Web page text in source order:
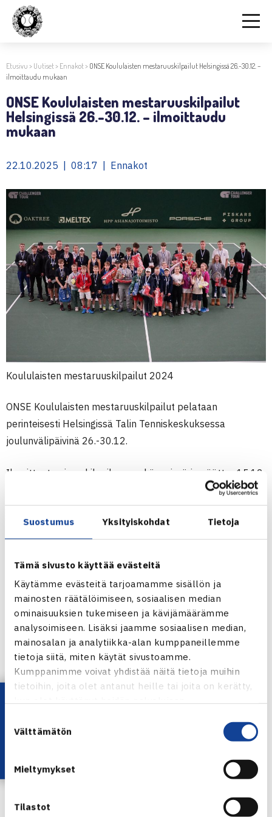
Suostumus Yksityiskohdat Tietoja
Tämä sivusto käyttää evästeitä
Käytämme evästeitä tarjoamamme sisällön ja
mainosten räätälöimiseen, sosiaalisen median
ominaisuuksien tukemiseen ja kävijämäärämme
analysoimiseen. Lisäksi jaamme sosiaalisen median,
mainosalan ja analytiikka-alan kumppaneillemme
tietoja siitä, miten käytät sivustoamme.
Kumppanimme voivat yhdistää näitä tietoja muihin
tietoihin, joita olet antanut heille tai joita on kerätty,
valinta
Välttämätön
Mieltymykset
Tilastot
Etusivu > Uutiset> Ennakot> ONSE Koululaisten mestaruuskilpailut Helsingissä 26.-30.12. –
ilmoittaudu mukaan
ONSE Koululaisten mestaruuskilpailut
Helsingissä 26.-30.12. – ilmoittaudu
mukaan
22.10.2025 | 08:17 | Ennakot
Koululaisten mestaruuskilpailut 2024
ONSE Koululaisten mestaruuskilpailut pelataan
perinteisesti Helsingissä Talin Tenniskeskuksessa
joulunvälipäivinä 26.-30.12.
Ilmoittautuminen kilpailuun on käynnissä ja päättyy 15.12.
Ilmoittaudu mukaan TennisÄssästä alla olevan linkin
kautta. Viime vuonna kilpailussa oli mukana yli 450
pelaajaa. Kyseessä on vuoden suurin junioreiden kilpailu.
Sarjoja kilpailusta löytyy mini- ja miditenniksestä lukiossa
tai ammattikoulussa opiskeleville asti. Suurin osa sarjoista
on jaettu tason mukaan, jotta jokaiselle löytyisi omaan
tasoon sopiva luokka. Lue lisää TennisÄssästä kilpailun
lisätiedoista.
Alustava aikataulu
26.12. on varapäivä eli ei pelata otteluita, ellei ole
tarvetta
Pääsarjat aloitetaan 28.12. ja 29.12.
Lataa OmaTennis!